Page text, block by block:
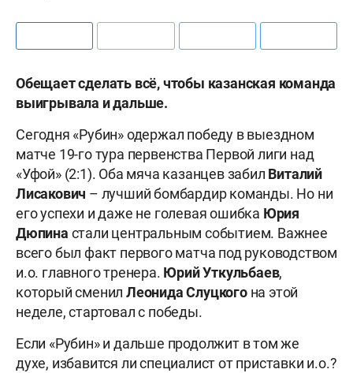
Обещает сделать всё, чтобы казанская команда
выигрывала и дальше.
Сегодня «Рубин» одержал победу в выездном
матче 19-го тура первенства Первой лиги над
«Уфой» (2:1). Оба мяча казанцев забил Виталий
Лисакович – лучший бомбардир команды. Но ни
его успехи и даже не голевая ошибка Юрия
Дюпина стали центральным событием. Важнее
всего был факт первого матча под руководством
и.о. главного тренера. Юрий Уткульбаев,
который сменил Леонида Слуцкого на этой
неделе, стартовал с победы.
Если «Рубин» и дальше продолжит в том же
духе, избавится ли специалист от приставки и.о.?